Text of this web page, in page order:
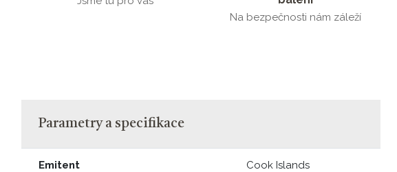
Na bezpečnosti nám záleží
Parametry a specifikace
Emitent Cook Islands